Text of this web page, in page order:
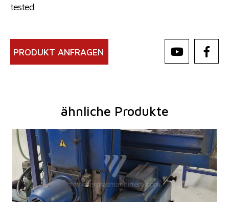
tested.
PRODUKT ANFRAGEN
ähnliche Produkte
Baujahr:
Kontrollsystem
Max. Schleiflänge
630 mm
Max. Schleifbreite
200 mm
Max. Werkstückhöhe
300 mm
Spindellagerschleifmaschinen
Aufspanntischfläche
200 x 630 mm